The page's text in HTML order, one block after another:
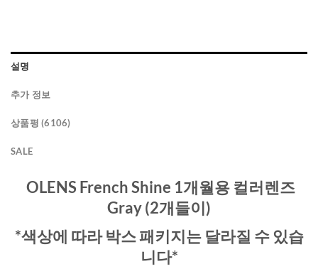
설명
추가 정보
상품평 (6106)
SALE
OLENS French Shine 1개월용 컬러렌즈
Gray (2개들이)
*색상에 따라 박스 패키지는 달라질 수 있습
니다*